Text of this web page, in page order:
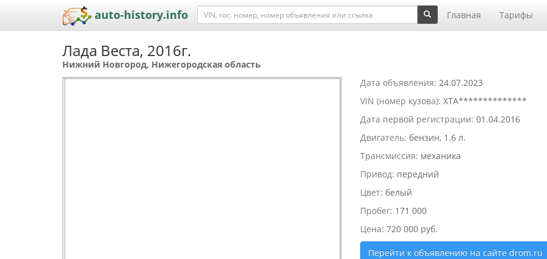
auto-history.info Главная Тарифы
Лада Веста, 2016г.
Нижний Новгород, Нижегородская область
Дата объявления: 24.07.2023
VIN (номер кузова): XTA**************
Дата первой регистрации: 01.04.2016
Двигатель: бензин, 1.6 л.
Трансмиссия: механика
Привод: передний
Цвет: белый
Пробег: 171 000
Цена: 720 000 руб.
Перейти к объявлению на сайте drom.ru